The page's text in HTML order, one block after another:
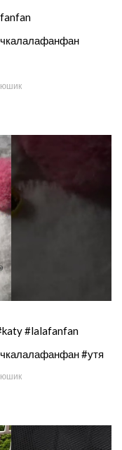
#lalafanfan
#утя